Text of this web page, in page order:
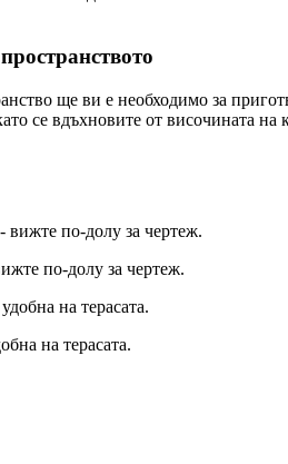
ще ви е необходимо за
се вдъхновите от височината
по-долу за чертеж.
на терасата.